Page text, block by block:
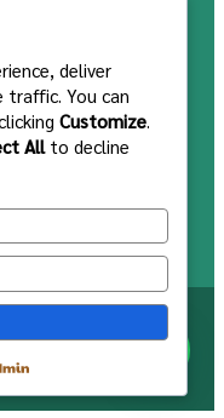
Syarat & Ketentuan
deliver
traffic. You can
Customize
All to decline